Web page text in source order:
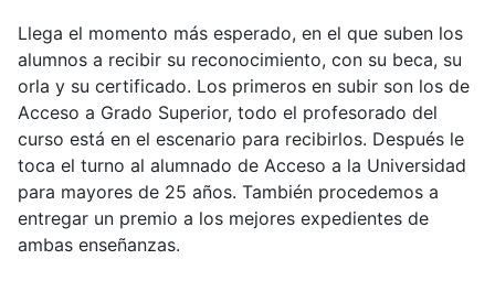
Llega el momento más esperado, en el que suben los
alumnos a recibir su reconocimiento, con su beca, su
orla y su certificado. Los primeros en subir son los de
Acceso a Grado Superior, todo el profesorado del
curso está en el escenario para recibirlos. Después le
toca el turno al alumnado de Acceso a la Universidad
para mayores de 25 años. También procedemos a
entregar un premio a los mejores expedientes de
ambas enseñanzas.